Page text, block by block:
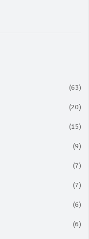
(63)
(20)
(15)
(9)
(7)
(7)
(6)
(6)